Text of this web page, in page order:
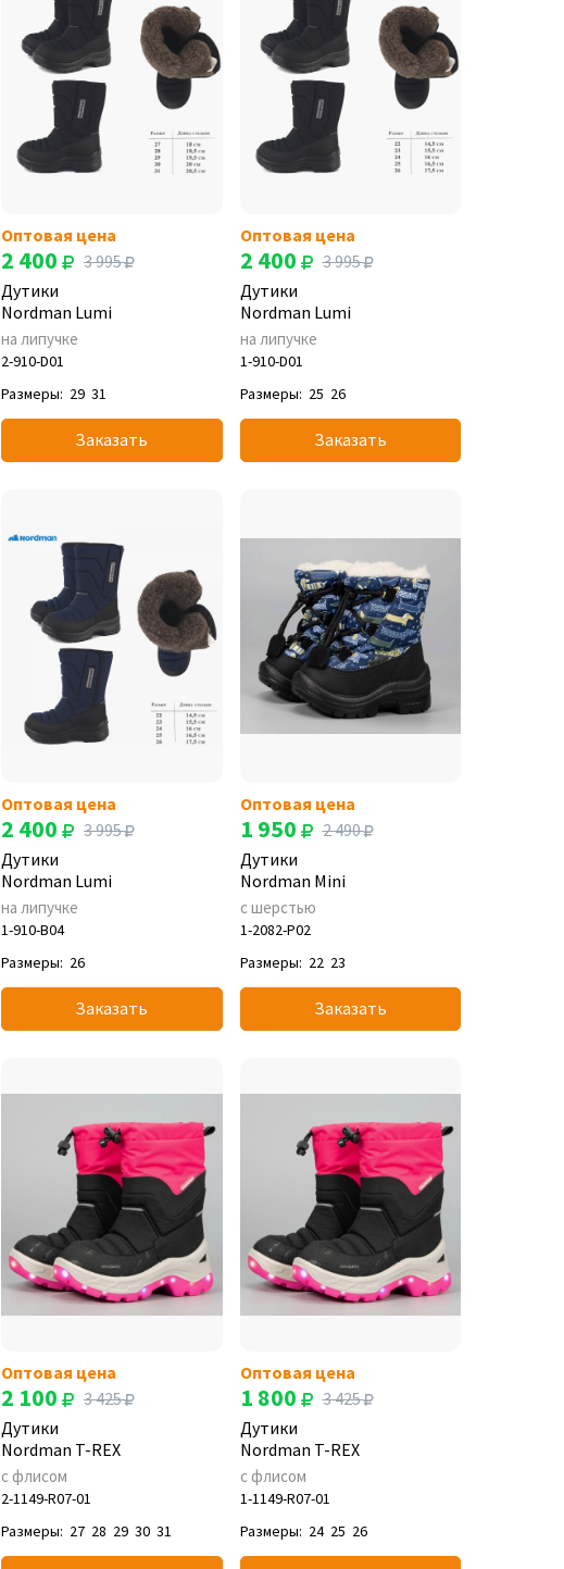
Оптовая цена
2 400
3 995
Дутики
Nordman Lumi
на липучке
2-910-D01
Размеры: 29 31
Заказать
Оптовая цена
2 400
3 995
Дутики
Nordman Lumi
на липучке
1-910-D01
Размеры: 25 26
Заказать
Оптовая цена
2 400
3 995
Дутики
Nordman Lumi
на липучке
1-910-B04
Размеры: 26
Заказать
Оптовая цена
1 950
2 490
Дутики
Nordman Mini
с шерстью
1-2082-P02
Размеры: 22 23
Заказать
Оптовая цена
2 100
3 425
Дутики
Nordman T-REX
с флисом
2-1149-R07-01
Размеры: 27 28 29 30 31
Оптовая цена
1 800
3 425
Дутики
Nordman T-REX
с флисом
1-1149-R07-01
Размеры: 24 25 26